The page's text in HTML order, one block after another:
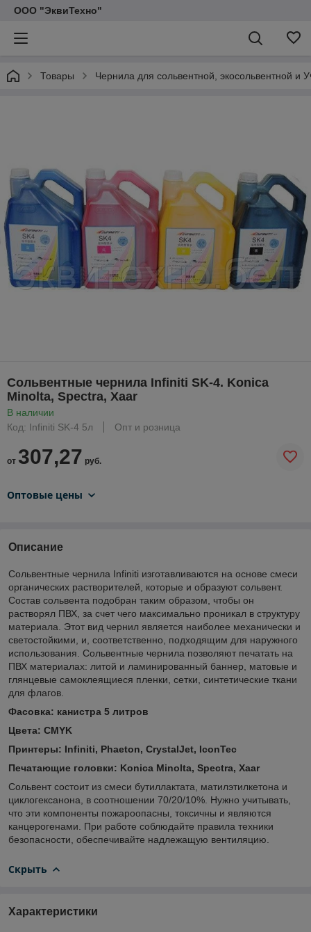
ООО "ЭквиТехно"
Товары Чернила для сольвентной, экосольвентной и
Сольвентные чернила Infiniti SK-4. Konica
Minolta, Spectra, Xaar
В наличии
Код: Infiniti SK-4 5л
Опт и розница
от 307,27 руб.
Оптовые цены
Описание
Сольвентные чернила Infiniti изготавливаются на основе смеси
органических растворителей, которые и образуют сольвент.
Состав сольвента подобран таким образом, чтобы он
растворял ПВХ, за счет чего максимально проникал в структуру
материала. Этот вид чернил является наиболее механически и
светостойкими, и, соответственно, подходящим для наружного
использования. Сольвентные чернила позволяют печатать на
ПВХ материалах: литой и ламинированный баннер, матовые и
глянцевые самоклеящиеся пленки, сетки, синтетические ткани
для флагов.
Фасовка: канистра 5 литров
Цвета: CMYK
Принтеры: Infiniti, Phaeton, CrystalJet, IconTec
Печатающие головки: Konica Minolta, Spectra, Xaar
Сольвент состоит из смеси бутиллактата, матилэтилкетона и
циклогексанона, в соотношении 70/20/10%. Нужно учитывать,
что эти компоненты пожароопасны, токсичны и являются
канцерогенами. При работе соблюдайте правила техники
безопасности, обеспечивайте надлежащую вентиляцию.
Скрыть
Характеристики